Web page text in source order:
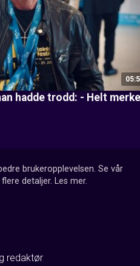
hadde trodd: - Helt
brukeropplevelsen. Se vår
detaljer. Les mer.
redaktør